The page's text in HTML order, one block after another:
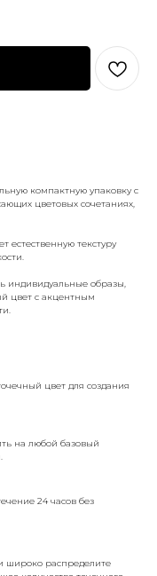
компактную упаковку с
цветовых сочетаниях,
естественную текстуру
индивидуальные образы,
цвет с акцентным
цвет для создания
на любой базовый
24 часов без
широко распределите